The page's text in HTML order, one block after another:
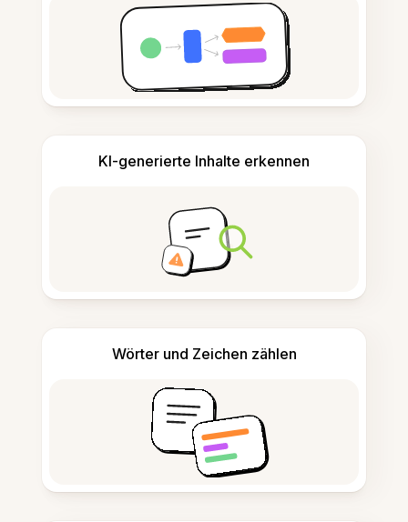
KI-generierte Inhalte erkennen
Wörter und Zeichen zählen